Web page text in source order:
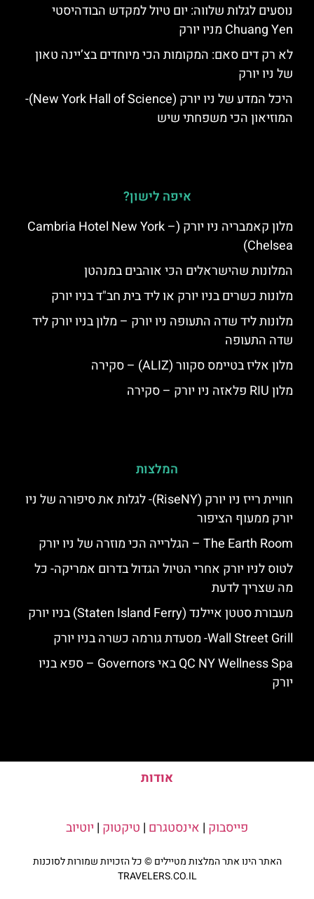
נוסעים לגלות שלווה: יום טיול למקדש הבודהיסטי
Chuang Yen מניו יורק
לא רק דים סאם: המקומות הכי מיוחדים בצ’יינה טאון
של ניו יורק
היכל המדע של ניו יורק (New York Hall of Science)-
המוזיאון הכי משפחתי שיש
איפה לישון?
מלון קאמבריה ניו יורק (Cambria Hotel New York –
Chelsea)
המלונות שהישראלים הכי אוהבים במנהטן
מלונות כשרים בניו יורק או ליד בית חב"ד בניו יורק
מלונות ליד שדה התעופה ניו יורק – מלון בניו יורק ליד
שדה התעופה
מלון אליז בטיימס סקוור (ALIZ) – סקירה
מלון RIU פלאזה ניו יורק – סקירה
המלצות
חוויית רייז ניו יורק (RiseNY)- לגלות את סיפורה של ניו
יורק ממעוף הציפור
The Earth Room – הגלרייה הכי מוזרה של ניו יורק
לטוס לניו יורק אחרי הטיול הגדול בדרום אמריקה- כל
מה שצריך לדעת
מעבורת סטטן איילנד (Staten Island Ferry) בניו יורק
Wall Street Grill- מסעדת גורמה כשרה בניו יורק
QC NY Wellness Spa באי Governors – ספא בניו
יורק
אודות
פייסבוק | אינסטגרם | טיקטוק | יוטיוב
האתר הינו אתר המלצות מטיילים © כל הזכויות שמורות לסוכנות
TRAVELERS.CO.IL